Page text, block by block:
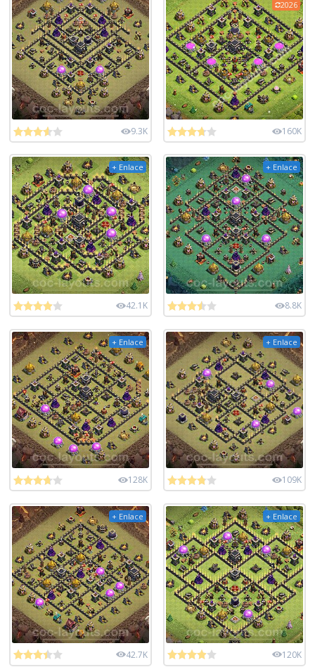
9.3K
2026
160K
+ Enlace
42.1K
+ Enlace
8.8K
+ Enlace
128K
+ Enlace
109K
+ Enlace
42.7K
+ Enlace
120K